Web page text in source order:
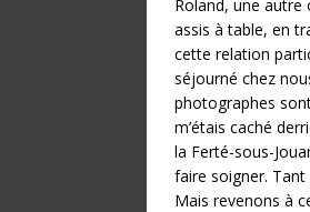
Roland, une
assis à table, en
cette relation
séjourné chez
photographes
m’étais caché
la Ferté-sous-
faire soigner.
Mais revenons à